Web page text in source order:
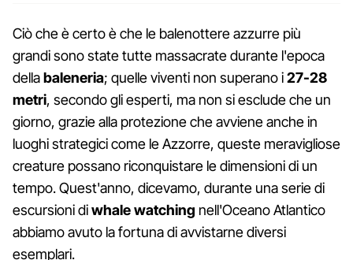
Ciò che è certo è che le balenottere azzurre più
grandi sono state tutte massacrate durante l'epoca
dellabaleneria; quelle viventi non superano i27-28
metri, secondo gli esperti, ma non si esclude che un
giorno, grazie alla protezione che avviene anche in
luoghi strategici come le Azzorre, queste meravigliose
creature possano riconquistare le dimensioni di un
tempo. Quest'anno, dicevamo, durante una serie di
escursioni diwhale watching nell'Oceano Atlantico
abbiamo avuto la fortuna di avvistarne diversi
esemplari.